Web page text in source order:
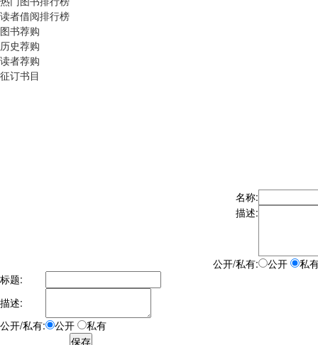
读者借阅排行榜
图书荐购
历史荐购
读者荐购
征订书目
名称:
描述:
公开/私有: 公开
私
标题:
描述:
公开/私有:
公开 私有